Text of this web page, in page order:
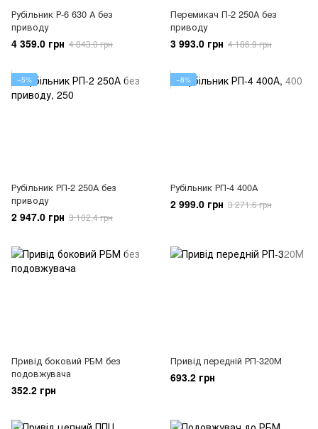
Рубільник Р-6 630 А без
приводу
4 359.0 грн 4 843.0 грн
Перемикач П-2 250А без
приводу
3 993.0 грн 4 186.9 грн
−5%
Рубільник РП-2 250А без
приводу
2 947.0 грн 3 102.4 грн
−8%
Рубільник РП-4 400А
2 999.0 грн 3 271.6 грн
Привід боковий РБМ без
подовжувача
352.2 грн
Привід передній РП-320М
693.2 грн